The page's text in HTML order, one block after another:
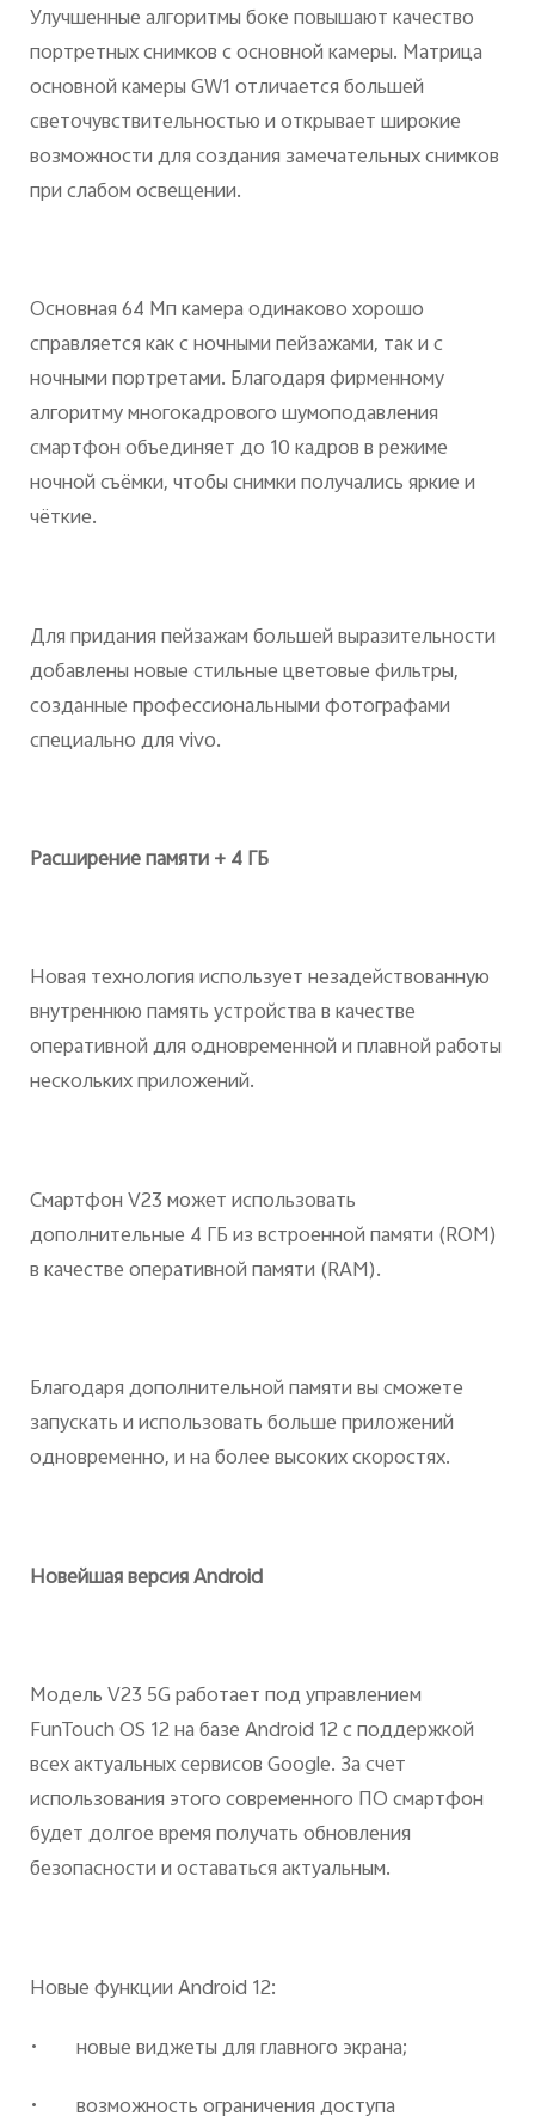
Улучшенные алгоритмы боке повышают качество
портретных снимков с основной камеры. Матрица
основной камеры GW1 отличается большей
светочувствительностью и открывает широкие
возможности для создания замечательных снимков
при слабом освещении.
Основная 64 Мп камера одинаково хорошо
справляется как с ночными пейзажами, так и с
ночными портретами. Благодаря фирменному
алгоритму многокадрового шумоподавления
смартфон объединяет до 10 кадров в режиме
ночной съёмки, чтобы снимки получались яркие и
чёткие.
Для придания пейзажам большей выразительности
добавлены новые стильные цветовые фильтры,
созданные профессиональными фотографами
специально для vivo.
Расширение памяти + 4 ГБ
Новая технология использует незадействованную
внутреннюю память устройства в качестве
оперативной для одновременной и плавной работы
нескольких приложений.
Смартфон V23 может использовать
дополнительные 4 ГБ из встроенной памяти (ROM)
в качестве оперативной памяти (RAM).
Благодаря дополнительной памяти вы сможете
запускать и использовать больше приложений
одновременно, и на более высоких скоростях.
Новейшая версия Android
Модель V23 5G работает под управлением
FunTouch OS 12 на базе Android 12 с поддержкой
всех актуальных сервисов Google. За счет
использования этого современного ПО смартфон
будет долгое время получать обновления
безопасности и оставаться актуальным.
Новые функции Android 12:
• новые виджеты для главного экрана;
• возможность ограничения доступа